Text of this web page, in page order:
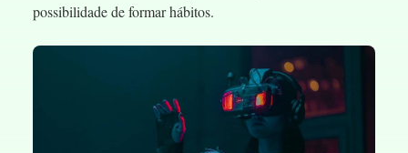
possibilidade de formar hábitos.